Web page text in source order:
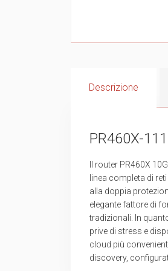
Descrizione
PR460X-
Il router PR460X
linea completa di
alla doppia
elegante fattore di
tradizionali. In
prive di stress e
cloud più
discovery,